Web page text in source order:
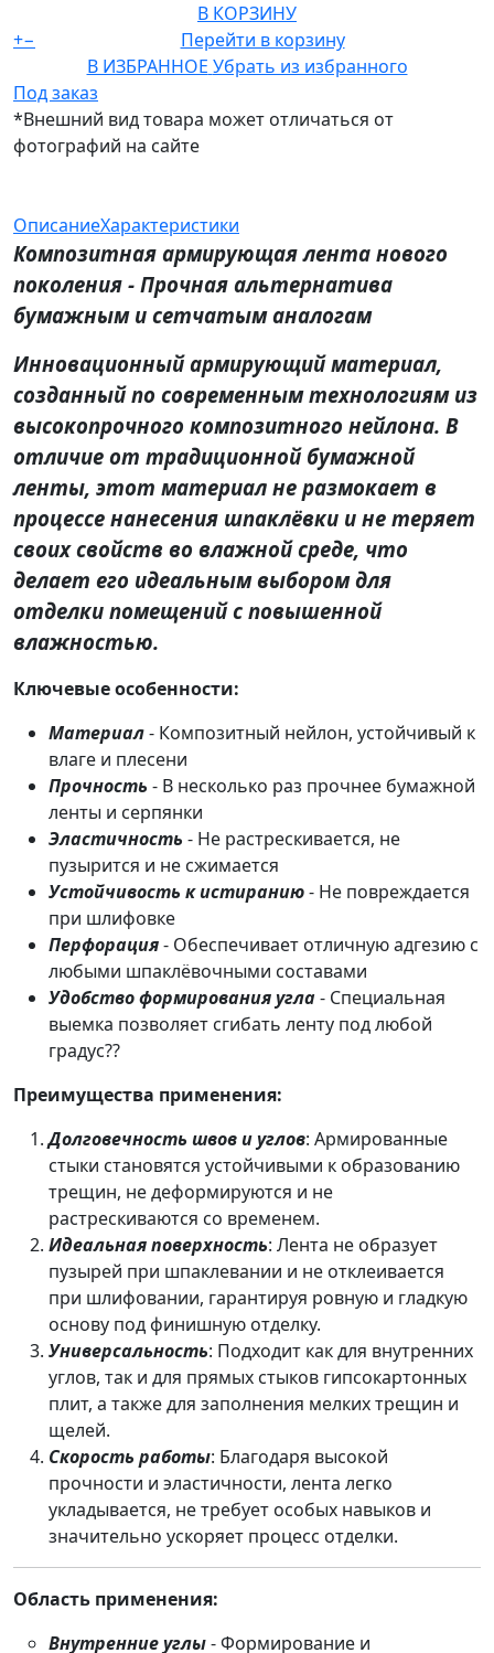
В КОРЗИНУ
+−
Перейти в корзину
В ИЗБРАННОЕ Убрать из избранного
Под заказ
*Внешний вид товара может отличаться от
фотографий на сайте
ОписаниеХарактеристики
Композитная армирующая лента нового
поколения - Прочная альтернатива
бумажным и сетчатым аналогам
Инновационный армирующий материал,
созданный по современным технологиям из
высокопрочного композитного нейлона. В
отличие от традиционной бумажной
ленты, этот материал не размокает в
процессе нанесения шпаклёвки и не теряет
своих свойств во влажной среде, что
делает его идеальным выбором для
отделки помещений с повышенной
влажностью.
Ключевые особенности:
Материал- Композитный нейлон, устойчивый к
влаге и плесени
Прочность - В несколько раз прочнее бумажной
ленты и серпянки
Эластичность - Не растрескивается, не
пузырится и не сжимается
Устойчивость к истиранию- Не повреждается
при шлифовке
Перфорация- Обеспечивает отличную адгезию с
любыми шпаклёвочными составами
Удобство формирования угла- Специальная
выемка позволяет сгибать ленту под любой
градус??
Преимущества применения:
Долговечность швов и углов: Армированные
стыки становятся устойчивыми к образованию
трещин, не деформируются и не
растрескиваются со временем.
Идеальная поверхность: Лента не образует
пузырей при шпаклевании и не отклеивается
при шлифовании, гарантируя ровную и гладкую
основу под финишную отделку.
Универсальность: Подходит как для внутренних
углов, так и для прямых стыков гипсокартонных
плит, а также для заполнения мелких трещин и
щелей.
Скорость работы: Благодаря высокой
прочности и эластичности, лента легко
укладывается, не требует особых навыков и
значительно ускоряет процесс отделки.
Область применения:
Внутренние углы- Формирование и